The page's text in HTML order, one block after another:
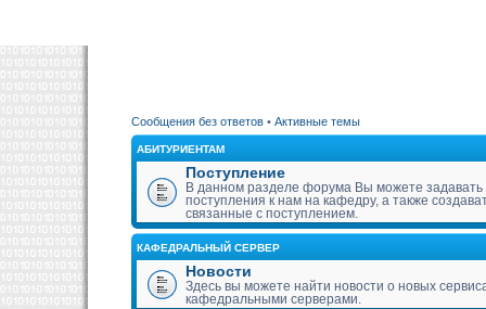
Сообщения без ответов • Активные темы
АБИТУРИЕНТАМ
Поступление
В данном разделе форума Вы можете
поступления к нам на кафедру, а также
связанные с поступлением.
КАФЕДРАЛЬНЫЙ СЕРВЕР
Новости
Здесь вы можете найти новости о новых
кафедральными серверами.